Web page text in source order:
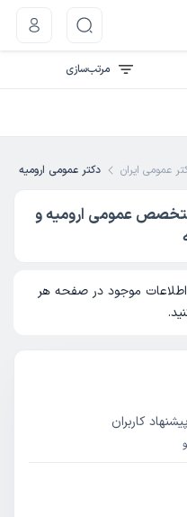
عمومی ایران دکتر عمومی ارومیه
متخصص عمومی ارومیه و
اطلاعات موجود در صفحه هر
پیشنهاد کاربران
مرتب‌سازی